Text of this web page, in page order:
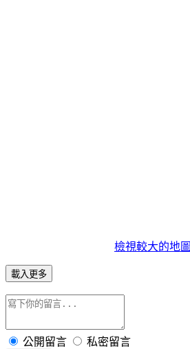
檢視較大的地圖
載入更多
公開留言 私密留言